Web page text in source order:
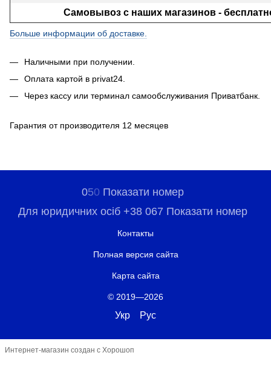
Самовывоз с наших магазинов -
Больше информации об доставке.
Наличными при получении.
Оплата картой в privat24.
Через кассу или терминал самообслуживания Приватбанк.
Гарантия от производителя 12 месяцев
050 Показати номер
Для юридичних осіб +38 067 Показати номер
Контакты
Полная версия сайта
Карта сайта
© 2019—2026
Укр Рус
Интернет-магазин создан с Хорошоп